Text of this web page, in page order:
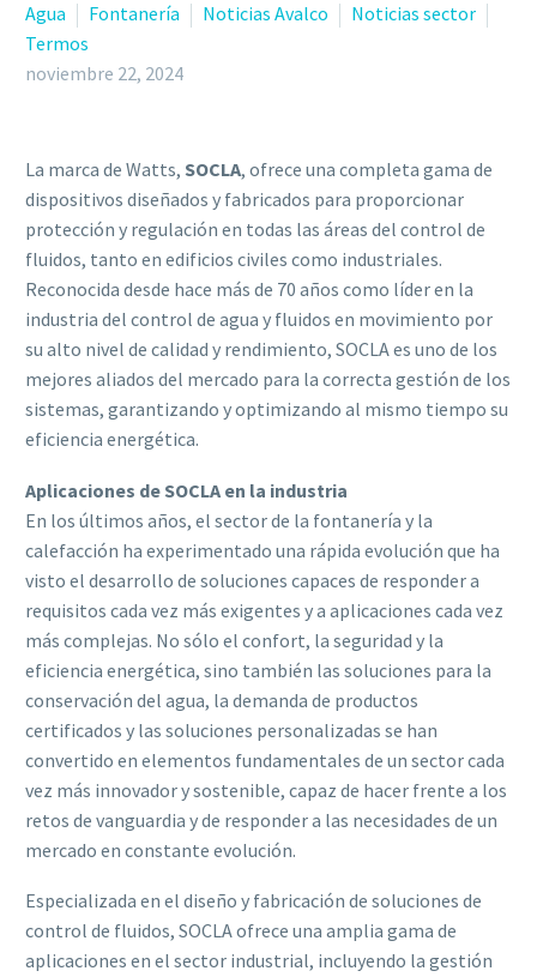
Agua
Fontanería Noticias Avalco
Noticias sector
Termos
noviembre 22, 2024
La marca de Watts, SOCLA, ofrece una completa gama de
dispositivos diseñados y fabricados para proporcionar
protección y regulación en todas las áreas del control de
fluidos, tanto en edificios civiles como industriales.
Reconocida desde hace más de 70 años como líder en la
industria del control de agua y fluidos en movimiento por
su alto nivel de calidad y rendimiento, SOCLA es uno de los
mejores aliados del mercado para la correcta gestión de los
sistemas, garantizando y optimizando al mismo tiempo su
eficiencia energética.
Aplicaciones de SOCLA en la industria
En los últimos años, el sector de la fontanería y la
calefacción ha experimentado una rápida evolución que ha
visto el desarrollo de soluciones capaces de responder a
requisitos cada vez más exigentes y a aplicaciones cada vez
más complejas. No sólo el confort, la seguridad y la
eficiencia energética, sino también las soluciones para la
conservación del agua, la demanda de productos
certificados y las soluciones personalizadas se han
convertido en elementos fundamentales de un sector cada
vez más innovador y sostenible, capaz de hacer frente a los
retos de vanguardia y de responder a las necesidades de un
mercado en constante evolución.
Especializada en el diseño y fabricación de soluciones de
control de fluidos, SOCLA ofrece una amplia gama de
aplicaciones en el sector industrial, incluyendo la gestión